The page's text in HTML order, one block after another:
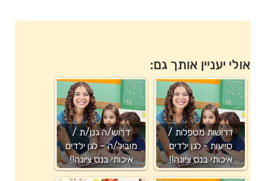
אולי יעניין אותך גם:
דרושות מטפלות /
סייעות - לגן ילדים
איכותי בנס ציונה!!
דרוש/ה גנן/ת /
מוביל/ה – לגן ילדים
איכותי בנס ציונה!!